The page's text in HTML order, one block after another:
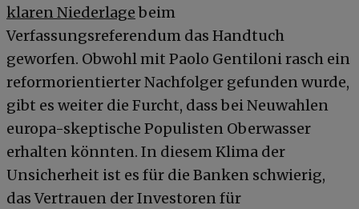
klaren Niederlagebeim
Verfassungsreferendum das Handtuch
geworfen. Obwohl mit Paolo Gentiloni rasch ein
reformorientierter Nachfolger gefunden wurde,
gibt es weiter die Furcht, dass bei Neuwahlen
europa-skeptische Populisten Oberwasser
erhalten könnten. In diesem Klima der
Unsicherheit ist es für die Banken schwierig,
das Vertrauen der Investoren für